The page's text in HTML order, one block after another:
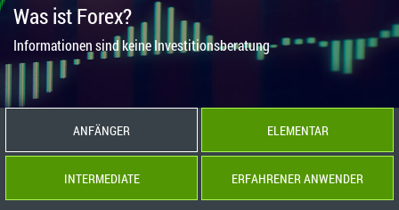
Was ist Forex?
Informationen sind keine Investitionsberatung
ANFÄNGER ELEMENTAR
INTERMEDIATE ERFAHRENER ANWENDER